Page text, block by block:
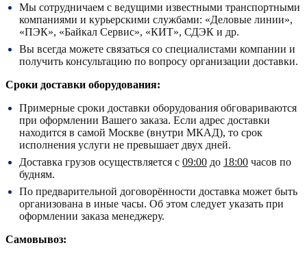
Мы сотрудничаем с ведущими известными транспортными
компаниями и курьерскими службами: «Деловые линии»,
«ПЭК», «Байкал Сервис», «КИТ», СДЭК и др.
Вы всегда можете связаться со специалистами компании и
получить консультацию по вопросу организации доставки.
Сроки доставки оборудования:
Примерные сроки доставки оборудования обговариваются
при оформлении Вашего заказа. Если адрес доставки
находится в самой Москве (внутри МКАД), то срок
исполнения услуги не превышает двух дней.
Доставка грузов осуществляется с 09:00 до 18:00 часов по
будням.
По предварительной договорённости доставка может быть
организована в иные часы. Об этом следует указать при
оформлении заказа менеджеру.
Самовывоз: